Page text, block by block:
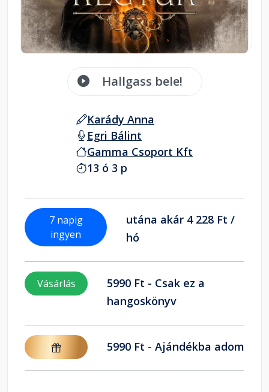
Hallgass bele!
Karády Anna
Egri Bálint
Gamma Csoport Kft
13 ó 3 p
7 napig
ingyen
utána akár 4 228 Ft /
hó
Vásárlás
5990 Ft - Csak ez a
hangoskönyv
5990 Ft - Ajándékba adom